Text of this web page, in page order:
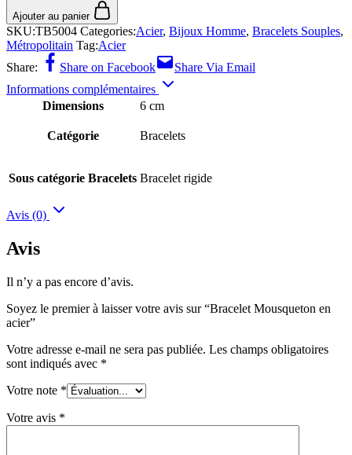
Ajouter au panier
SKU:TB5004 Categories:Acier, Bijoux Homme, Bracelets Souples,
Métropolitain Tag:Acier
Share:
Share on Facebook
Share Via Email
Informations complémentaires
Dimensions
6 cm
Catégorie Bracelets
Sous catégorie Bracelets Bracelet rigide
Avis (0)
Avis
Il n’y a pas encore d’avis.
Soyez le premier à laisser votre avis sur “Bracelet Mousqueton en
acier”
Votre adresse e-mail ne sera pas publiée. Les champs obligatoires
sont indiqués avec *
Votre note *
Votre avis *